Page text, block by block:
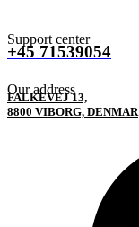
Support center
+45 71539054
Our address
FALKEVEJ 13,
8800 VIBORG, DENMAR